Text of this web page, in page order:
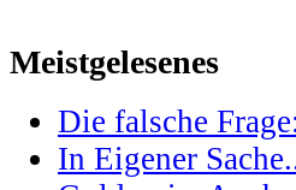
Meistgelesenes
Die falsche
In Eigener